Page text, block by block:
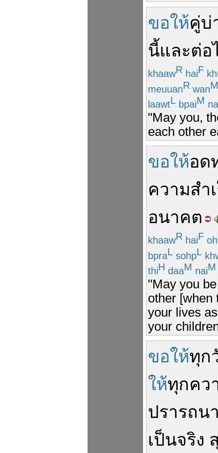
ขอให้คู่บ่
นี้และต่อ
khaawR haiF
meuuanR wanM
laawtL bpaiM na
"May you,
each other
ขอให้อด
ความสำ
อนาคต
khaawR haiF
bpraL sohpL
thiH daaM naiM
"May you
other [when
your lives
your
ขอให้ทุก
ให้ทุกคว
ปรารถน
เป็นจริง